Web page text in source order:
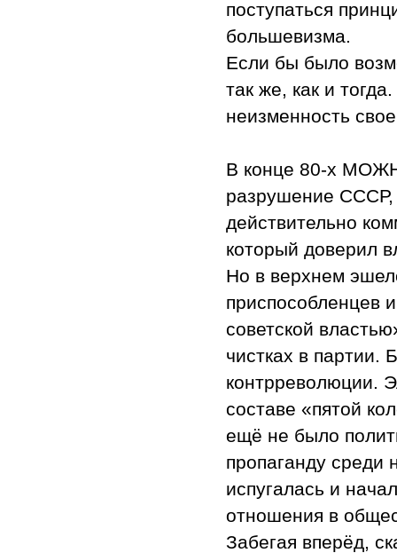
поступаться
большевизма.
Если бы было
так же, как и
неизменность
В конце 80-х
разрушение СССР,
действительно
который доверил
Но в верхнем
приспособленцев
советской
чистках в партии.
контрреволюции.
составе «пятой
ещё не было
пропаганду среди
испугалась и
отношения в
Забегая вперёд,